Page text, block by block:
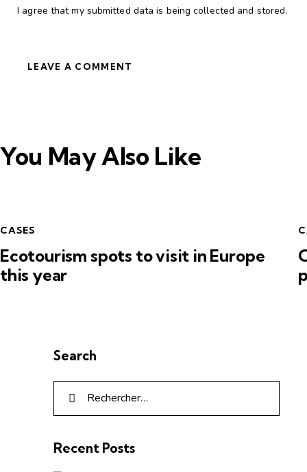
I agree that my submitted data is being collected and stored.
You May Also Like
CASES
Ecotourism spots to visit in Europe
this year
Search
Recent Posts